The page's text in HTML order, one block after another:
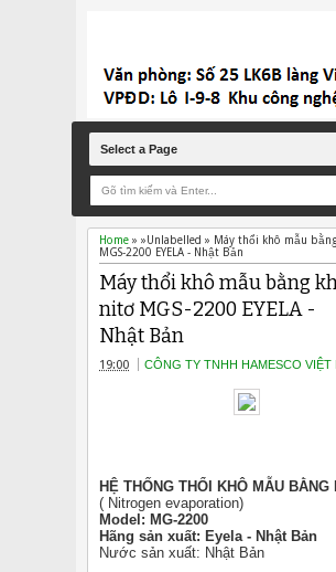
Select a Page
Home » »Unlabelled » Máy thổi khô mẫu
MGS-2200 EYELA - Nhật Bản
Máy thổi khô mẫu bằng
nitơ MGS-2200 EYELA -
Nhật Bản
19:00 CÔNG TY TNHH HAMESCO VIỆT
HỆ THỐNG THỔI KHÔ MẪU BẰNG
( Nitrogen evaporation)
Model: MG-2200
Hãng sản xuất: Eyela - Nhật Bản
Nước sản xuất: Nhật Bản